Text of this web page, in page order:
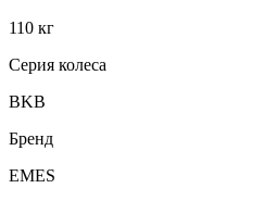
110 кг
Серия колеса
BKB
Бренд
EMES